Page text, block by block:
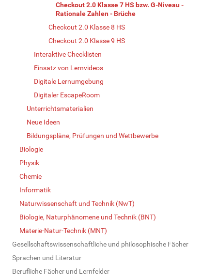
Checkout 2.0 Klasse 7 HS bzw. G-Niveau -
Rationale Zahlen - Brüche
Checkout 2.0 Klasse 8 HS
Checkout 2.0 Klasse 9 HS
Interaktive Checklisten
Einsatz von Lernvideos
Digitale Lernumgebung
Digitaler EscapeRoom
Unterrichtsmaterialien
Neue Ideen
Bildungspläne, Prüfungen und Wettbewerbe
Biologie
Physik
Chemie
Informatik
Naturwissenschaft und Technik (NwT)
Biologie, Naturphänomene und Technik (BNT)
Materie-Natur-Technik (MNT)
Gesellschaftswissenschaftliche und philosophische Fächer
Sprachen und Literatur
Berufliche Fächer und Lernfelder